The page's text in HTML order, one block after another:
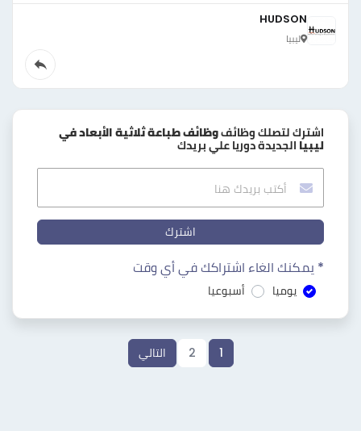
HUDSON
ليبيا
اشترك لتصلك وظائفوظائف طباعة ثلاثية الأبعاد في
ليبيا الجديدة دوريا علي بريدك
اشترك
* يمكنك الغاء اشتراكك في أي وقت
يوميا أسبوعيا
1
2 التالي